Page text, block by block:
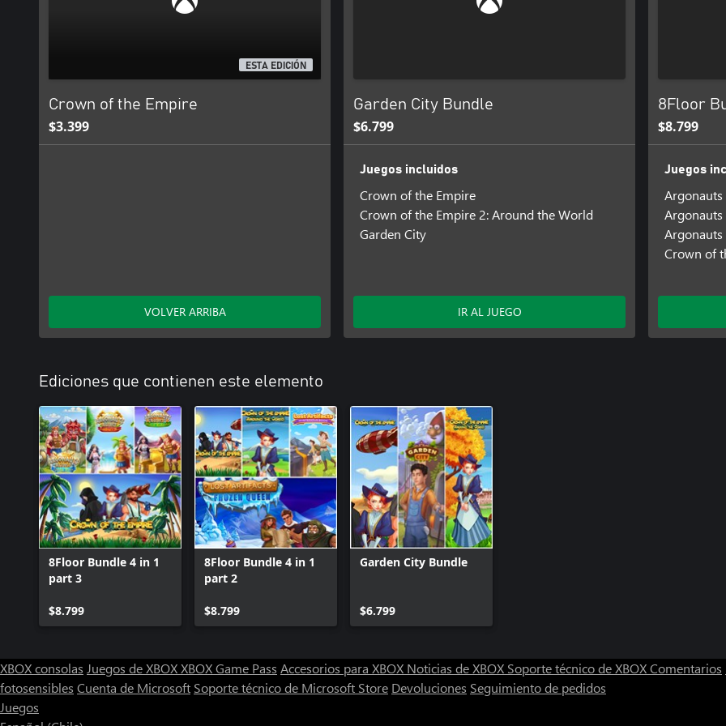
- Controles sencillos y tutorial claro.
ESTA EDICIÓN
Crown of the Empire
$3.399
VOLVER ARRIBA
Garden City Bundle
$6.799
Juegos incluidos
Crown of the Empire
Crown of the Empire 2: Around the World
Garden City
IR AL JUEGO
8Floor
$8.799
Juegos
Argonauts
Argonauts
Argonauts
Crown of
Ediciones que contienen este elemento
8Floor Bundle 4 in 1
part 3
$8.799
8Floor Bundle 4 in 1
part 2
$8.799
Garden City Bundle
$6.799
XBOX consolas Juegos de XBOXXBOX Game Pass Accesorios para XBOX Noticias de XBOX Soporte técnico de XBOXComentarios
fotosensibles Cuenta de Microsoft Soporte técnico de Microsoft Store Devoluciones Seguimiento de pedidos
Juegos